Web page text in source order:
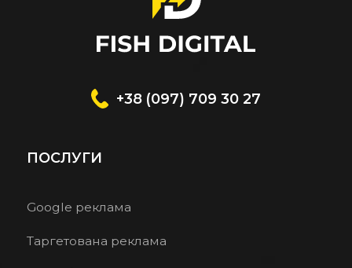
+38 (097) 709 30 27
ПОСЛУГИ
Google реклама
Таргетована реклама